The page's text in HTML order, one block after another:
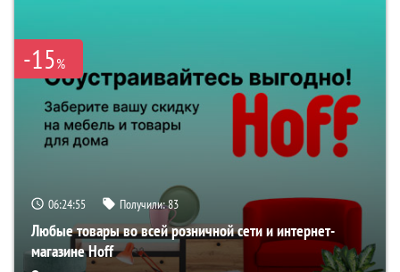
-15%
06:24:54 Получили:83
Любые товары во всей розничной сети и интернет-
магазине Hoff